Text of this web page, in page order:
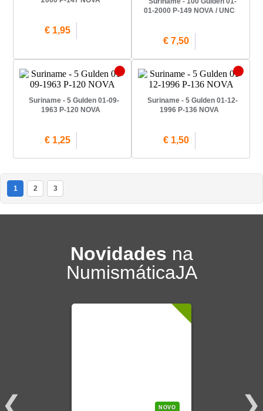
€ 1,95
01-2000 P-149 NOVA / UNC
€ 7,50
Suriname - 5 Gulden 01-09-
1963 P-120 NOVA
€ 1,25
Suriname - 5 Gulden 01-12-
1996 P-136 NOVA
€ 1,50
1 2 3
Novidades na
NumismáticaJA
NOVO